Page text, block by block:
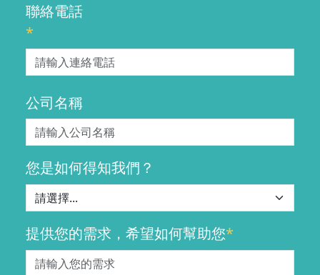
聯絡電話
*
公司名稱
您是如何得知我們？
提供您的需求，希望如何幫助您*